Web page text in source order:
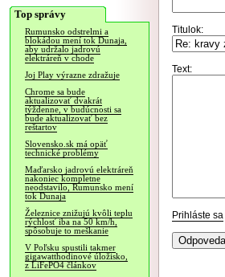
Top správy
Rumunsko odstrelmi a
blokádou mení tok Dunaja,
aby udržalo jadrovú
elektráreň v chode
Joj Play výrazne zdražuje
Chrome sa bude
aktualizovať dvakrát
týždenne, v budúcnosti sa
bude aktualizovať bez
reštartov
Slovensko.sk má opäť
technické problémy
Maďarsko jadrovú elektráreň
nakoniec kompletne
neodstavilo, Rumunsko mení
tok Dunaja
Železnice znižujú kvôli teplu
rýchlosť iba na 50 km/h,
spôsobuje to meškanie
V Poľsku spustili takmer
gigawatthodinové úložisko,
z LiFePO4 článkov
Titulok:
Text:
Prihláste sa